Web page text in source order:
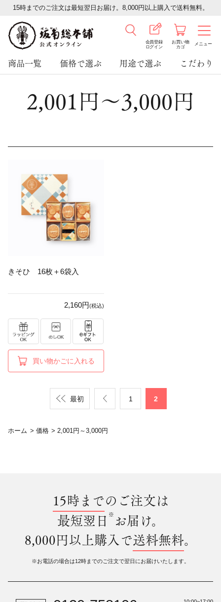
15時までのご注文は最短翌日お届け。8,000円以上購入で送料無料。
会員登録
ログイン
お買い物
カゴ
メニュー
商品一覧 価格で選ぶ 用途で選ぶ こだわり
2,001円～3,000円
きそひ 16枚＋6袋入
2,160円(税込)
買い物かごに入れる
最初 1 2
ホーム > 価格 > 2,001円～3,000円
15時までのご注文は
最短翌日 ※ お届け。
8,000円以上購入で送料無料。
※お電話の場合は12時までのご注文で翌日にお届けいたします。